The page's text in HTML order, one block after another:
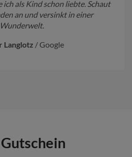
ich als Kind schon liebte. Schaut
an und versinkt in einer
Wunderwelt.
Langlotz / Google